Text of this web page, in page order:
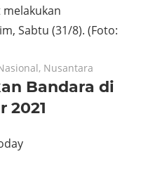
melakukan
Sabtu (31/8). (Foto:
, Nusantara
Bandara di
2021